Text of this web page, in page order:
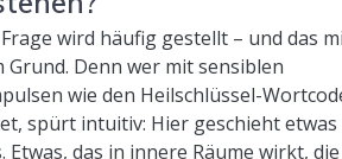
wird häufig gestellt – und das
Grund. Denn wer mit sensiblen
wie den Heilschlüssel-
spürt intuitiv: Hier geschieht etwas
Etwas, das in innere Räume wirkt, die